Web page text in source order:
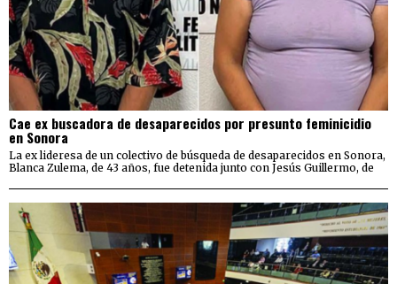
Cae ex buscadora de desaparecidos por presunto feminicidio
en Sonora
La ex lideresa de un colectivo de búsqueda de desaparecidos en Sonora,
Blanca Zulema, de 43 años, fue detenida junto con Jesús Guillermo, de